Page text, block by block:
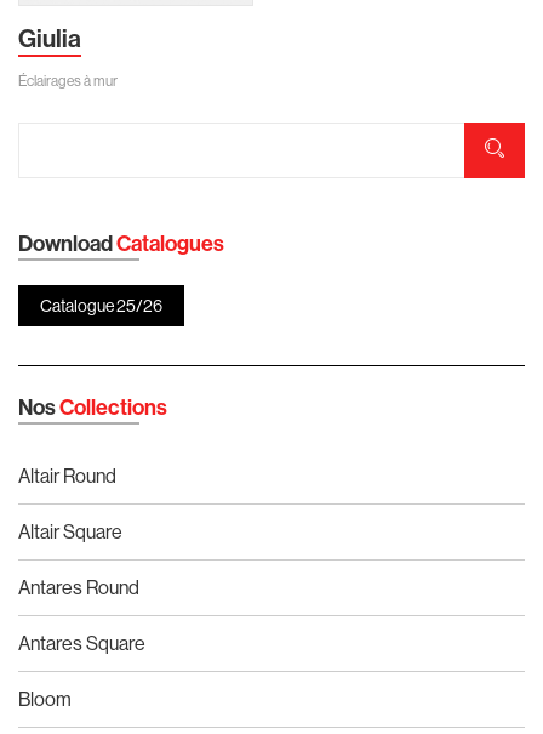
Giulia
Éclairages à mur
DownloadCatalogues
Catalogue 25/26
NosCollections
Altair Round
Altair Square
Antares Round
Antares Square
Bloom